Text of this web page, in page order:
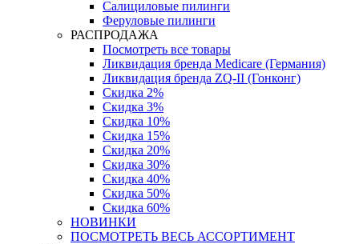
Салициловые пилинги
Феруловые пилинги
РАСПРОДАЖА
Посмотреть все товары
Ликвидация бренда Medicare (Германия)
Ликвидация бренда ZQ-II (Гонконг)
Скидка 2%
Скидка 3%
Скидка 10%
Скидка 15%
Скидка 20%
Скидка 30%
Скидка 40%
Скидка 50%
Скидка 60%
НОВИНКИ
ПОСМОТРЕТЬ ВЕСЬ АССОРТИМЕНТ